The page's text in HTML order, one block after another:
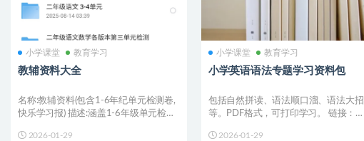
小学课堂 教育学习
教辅资料大全
名称:教辅资料(包含1-6年纪单元检测卷,
快乐学习报) 描述:涵盖1-6年级单元检测
2026-01-29
小学课堂 教育学习
小学英语语法专题学习资料包
包括自然拼读、语法顺口溜、语法大招
等。PDF格式，可打印学习。 链接：💡
2026-01-29